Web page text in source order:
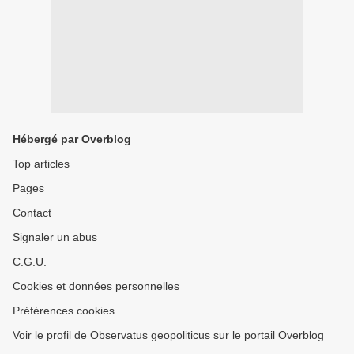
Hébergé par Overblog
Top articles
Pages
Contact
Signaler un abus
C.G.U.
Cookies et données personnelles
Préférences cookies
Voir le profil de Observatus geopoliticus sur le portail Overblog